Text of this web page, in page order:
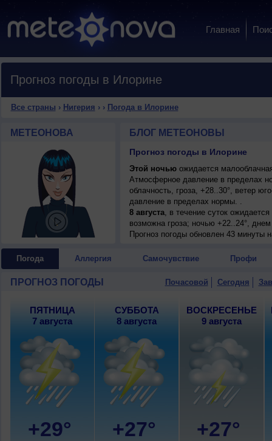
Главная
Прогноз погоды в Илорине
Все страны › Нигерия › › Погода в Илорине
МЕТЕОНОВА БЛОГ МЕТЕОНОВЫ
Прогноз погоды в Илорине
Этой ночьюожидается
Атмосферное давление в пределах
облачность, гроза, +28..30°, ветер
давление в пределах нормы. .
8 августа, в течение суток
возможна гроза; ночью +22..24°,
9 августа, в течение суток
10 августа, ожидается переменная
Прогноз погоды обновлен 43 минуты
Погода Аллергия Самочувствие Профи
ПРОГНОЗ ПОГОДЫ Почасовой Сегодня
ПЯТНИЦА
7 августа
+29°
СУББОТА
8 августа
+27°
ВОСКРЕСЕНЬЕ
9 августа
+27°